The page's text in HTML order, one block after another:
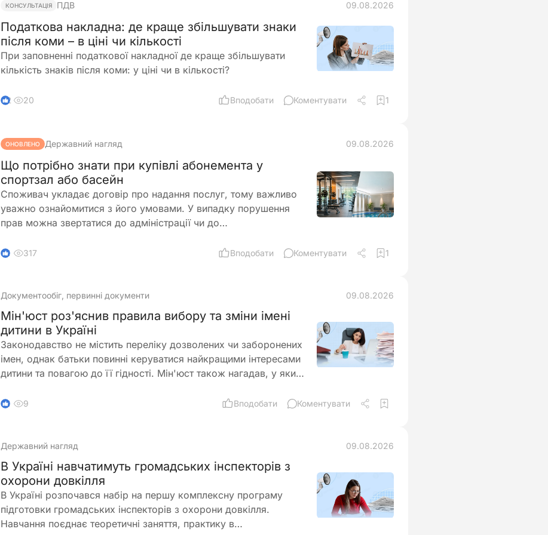
КОНСУЛЬТАЦІЯ ПДВ 09.08.2026
Податкова накладна: де краще збільшувати знаки
після коми – в ціні чи кількості
При заповненні податкової накладної де краще збільшувати
кількість знаків після коми: у ціні чи в кількості?
2 20 Вподобати Коментувати 1
ОНОВЛЕНО Державний нагляд 09.08.2026
Що потрібно знати при купівлі абонемента у
спортзал або басейн
Споживач укладає договір про надання послуг, тому важливо
уважно ознайомитися з його умовами. У випадку порушення
прав можна звертатися до адміністрації чи до
1 317 Вподобати Коментувати 1
Документообіг, первинні документи 09.08.2026
Мін'юст роз'яснив правила вибору та зміни імені
дитини в Україні
Законодавство не містить переліку дозволених чи заборонених
імен, однак батьки повинні керуватися найкращими інтересами
дитини та повагою до її гідності. Мін'юст також нагадав, у яких
1 9 Вподобати Коментувати
Державний нагляд 09.08.2026
В Україні навчатимуть громадських інспекторів з
охорони довкілля
В Україні розпочався набір на першу комплексну програму
підготовки громадських інспекторів з охорони довкілля.
Навчання поєднає теоретичні заняття, практику в